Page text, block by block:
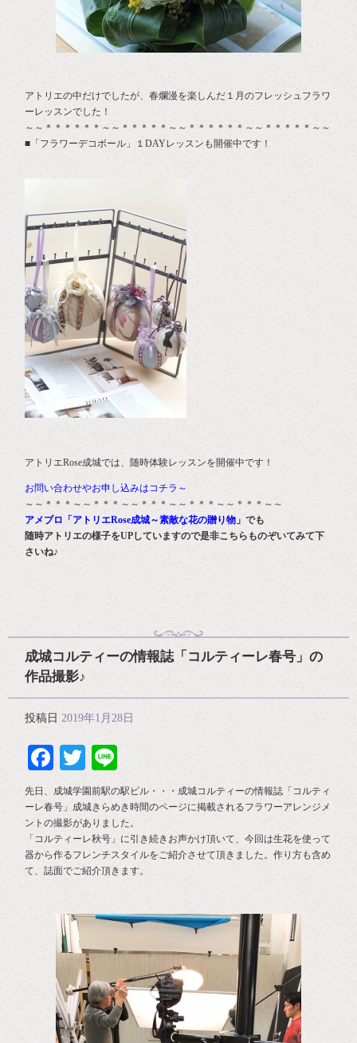
アトリエの中だけでしたが、春爛漫を楽しんだ１月のフレッシュフラワ
ーレッスンでした！
～～＊＊＊＊＊＊～～＊＊＊＊＊～～＊＊＊＊＊＊～～＊＊＊＊＊～～
■「フラワーデコボール」１DAYレッスンも開催中です！
アトリエRose成城では、随時体験レッスンを開催中です！
お問い合わせやお申し込みはコチラ～
～～＊＊＊～～＊＊＊～～＊＊＊～～＊＊＊～～＊＊＊～～
アメブロ「アトリエRose成城～素敵な花の贈り物」でも
随時アトリエの様子をUPしていますので是非こちらものぞいてみて下
さいね♪
成城コルティーの情報誌「コルティーレ春号」の
作品撮影♪
投稿日 2019年1月28日
Facebook
Twitter
先日、成城学園前駅の駅ビル・・・成城コルティーの情報誌「コルティ
ーレ春号」成城きらめき時間のページに掲載されるフラワーアレンジメ
ントの撮影がありました。
「コルティーレ秋号」に引き続きお声かけ頂いて、今回は生花を使って
器から作るフレンチスタイルをご紹介させて頂きました。作り方も含め
て、誌面でご紹介頂きます。